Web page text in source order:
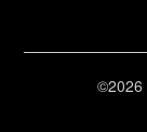
©2026